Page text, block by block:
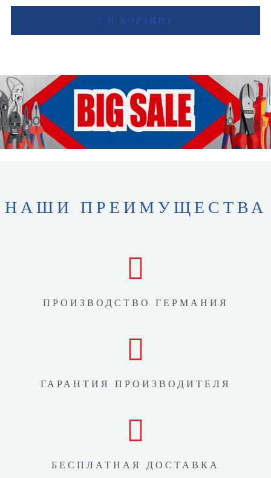
В КОРЗИНУ
НАШИ ПРЕИМУЩЕСТВА
ПРОИЗВОДСТВО ГЕРМАНИЯ
ГАРАНТИЯ ПРОИЗВОДИТЕЛЯ
БЕСПЛАТНАЯ ДОСТАВКА